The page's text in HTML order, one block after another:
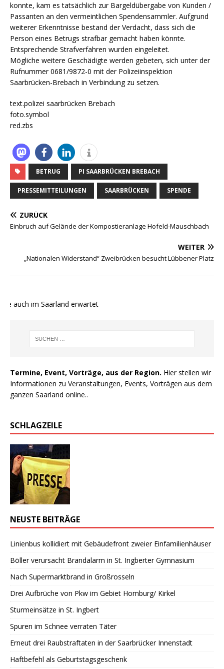
konnte, kam es tatsächlich zur Bargeldübergabe von Kunden /
Passanten an den vermeintlichen Spendensammler. Aufgrund
weiterer Erkenntnisse bestand der Verdacht, dass sich die
Person eines Betrugs strafbar gemacht haben könnte.
Entsprechende Strafverfahren wurden eingeleitet.
Mögliche weitere Geschädigte werden gebeten, sich unter der
Rufnummer 0681/9872-0 mit der Polizeiinspektion
Saarbrücken-Brebach in Verbindung zu setzen.
text.polizei saarbrücken Brebach
foto.symbol
red.zbs
BETRUG PI SAARBRÜCKEN BREBACH
PRESSEMITTEILUNGEN SAARBRÜCKEN SPENDE
ZURÜCK
Einbruch auf Gelände der Kompostieranlage Hofeld-Mauschbach
WEITER
„Nationalen Widerstand“ Zweibrücken besucht Lübbener Platz
auch im Saarland erwartet
Termine, Event, Vorträge, aus der Region. Hier stellen wir
Informationen zu Veranstaltungen, Events, Vorträgen aus dem
ganzen Saarland online..
SCHLAGZEILE
NEUSTE BEITRÄGE
Linienbus kollidiert mit Gebäudefront zweier Einfamilienhäuser
Böller verursacht Brandalarm in St. Ingberter Gymnasium
Nach Supermarktbrand in Großrosseln
Drei Aufbrüche von Pkw im Gebiet Homburg/ Kirkel
Sturmeinsätze in St. Ingbert
Spuren im Schnee verraten Täter
Erneut drei Raubstraftaten in der Saarbrücker Innenstadt
Haftbefehl als Geburtstagsgeschenk